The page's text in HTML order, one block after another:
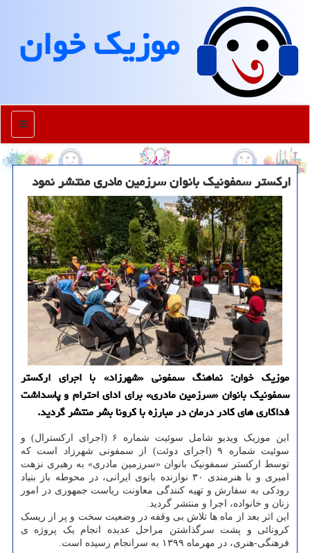
موزیك خوان
منو
اركستر سمفونیك بانوان سرزمین مادری منتشر نمود
موزیك خوان: نماهنگ سمفونی «شهرزاد» با اجرای اركستر
سمفونیك بانوان «سرزمین مادری» برای ادای احترام و پاسداشت
فداكاری های كادر درمان در مبارزه با كرونا بشر منتشر گردید.
این موزیک ویدیو شامل سوئیت شماره ۶ (اجرای ارکسترال) و
سوئیت شماره ۹ (اجرای دوئت) از سمفونی شهرزاد است که
توسط ارکستر سمفونیک بانوان «سرزمین مادری» به رهبری نزهت
امیری و با هنرمندی ۳۰ نوازنده بانوی ایرانی، در محوطه باز بنیاد
رودکی به سفارش و تهیه کنندگی معاونت ریاست جمهوری در امور
زنان و خانواده، اجرا و منتشر گردید.
این اثر بعد از ماه ها تلاش بی وقفه در وضعیت سخت و پر از ریسک
کرونائی و پشت سرگذاشتن مراحل عدیده انجام یک پروژه ی
فرهنگی-هنری، در مهرماه ۱۳۹۹ به سرانجام رسیده است.